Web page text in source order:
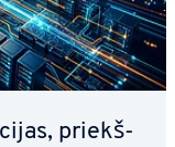
priekš­